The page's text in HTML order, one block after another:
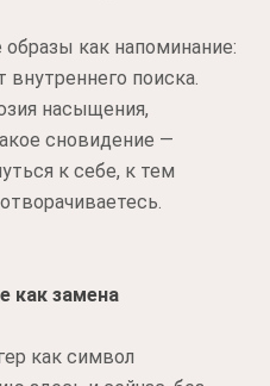
образы как напоминание:
внутреннего поиска.
насыщения,
сновидение —
к себе, к тем
как замена
как символ